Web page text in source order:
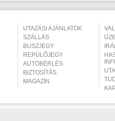
UTAZÁSI AJÁNLATOK
SZÁLLÁS
BUSZJEGY
REPÜLŐJEGY
AUTÓBÉRLÉS
BIZTOSÍTÁS
MAGAZIN